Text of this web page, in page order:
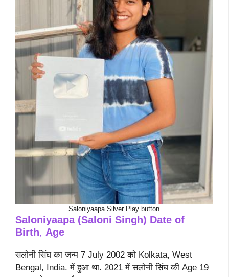
Saloniyaapa Silver Play button
Saloniyaapa (Saloni Singh) Date of
Birth, Age
सलोनी सिंघ का जन्म 7 July 2002 को Kolkata, West
Bengal, India. में हुआ था. 2021 में सलोनी सिंघ की Age 19